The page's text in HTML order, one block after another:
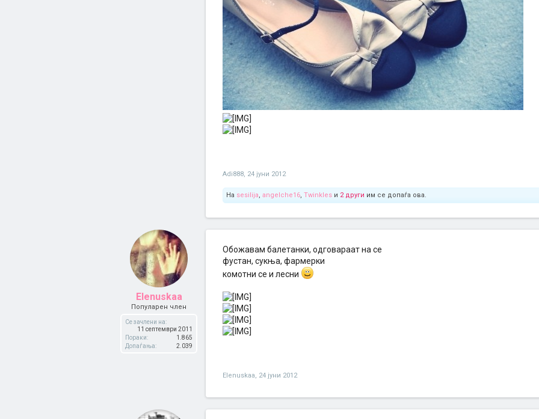
Adi888, 24 јуни 2012
На sesilija, angelche16, Twinkles и 2 други им се допаѓа ова.
Elenuskaa
Популарен член
Се зачлени на:
11 септември 2011
Пораки:
1.865
Допаѓања:
2.039
Обожавам балетанки, одговараат на се
фустан, сукња, фармерки
комотни се и лесни
Elenuskaa, 24 јуни 2012